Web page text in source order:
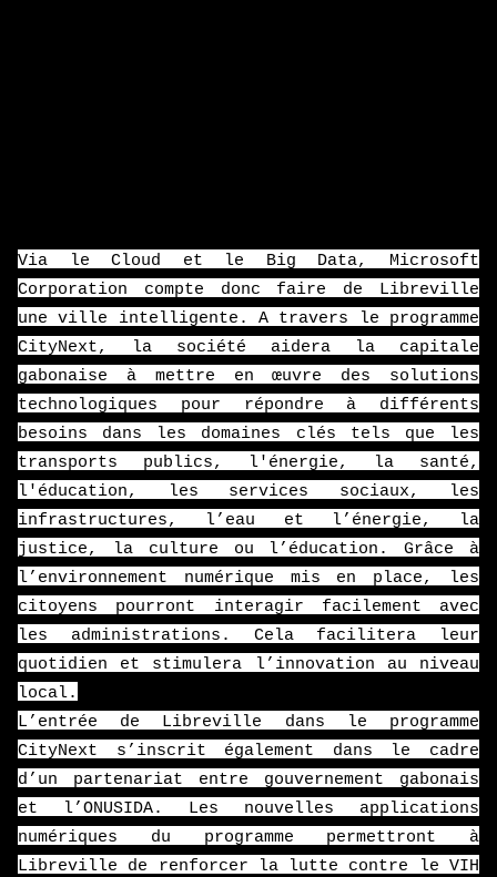
Via le Cloud et le Big Data, Microsoft
Corporation compte donc faire de Libreville
une ville intelligente. A travers le programme
CityNext, la société aidera la capitale
gabonaise à mettre en œuvre des solutions
technologiques pour répondre à différents
besoins dans les domaines clés tels que les
transports publics, l'énergie, la santé,
l'éducation, les services sociaux, les
infrastructures, l’eau et l’énergie, la
justice, la culture ou l’éducation. Grâce à
l’environnement numérique mis en place, les
citoyens pourront interagir facilement avec
les administrations. Cela facilitera leur
quotidien et stimulera l’innovation au niveau
local.
L’entrée de Libreville dans le programme
CityNext s’inscrit également dans le cadre
d’un partenariat entre gouvernement gabonais
et l’ONUSIDA. Les nouvelles applications
numériques du programme permettront à
Libreville de renforcer la lutte contre le VIH